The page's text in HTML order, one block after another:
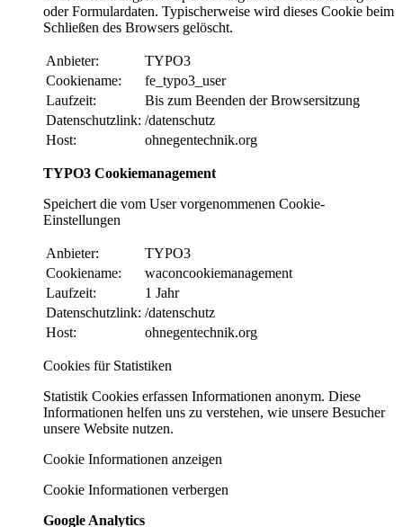
oder Formulardaten. Typischerweise wird dieses Cookie beim
Schließen des Browsers gelöscht.
Anbieter:
TYPO3
Cookiename:
fe_typo3_user
Laufzeit:
Bis zum Beenden der Browsersitzung
Datenschutzlink: /datenschutz
Host:
ohnegentechnik.org
TYPO3 Cookiemanagement
Speichert die vom User vorgenommenen Cookie-
Einstellungen
Anbieter:
TYPO3
Cookiename:
waconcookiemanagement
Laufzeit:
1 Jahr
Datenschutzlink: /datenschutz
Host:
ohnegentechnik.org
Cookies für Statistiken
Statistik Cookies erfassen Informationen anonym. Diese
Informationen helfen uns zu verstehen, wie unsere Besucher
unsere Website nutzen.
Cookie Informationen anzeigen
Cookie Informationen verbergen
Google Analytics